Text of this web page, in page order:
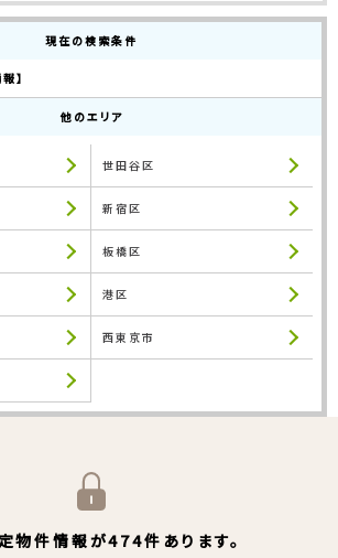
現在の検索条件
】
他のエリア
世田谷区
新宿区
板橋区
港区
西東京市
物件情報が474件あります。